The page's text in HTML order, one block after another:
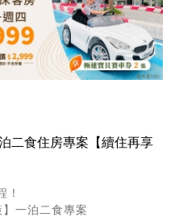
OPEN！住房專案
間，沉浸式親子旅遊首選！
夢想樂園，即贈熊家族500元